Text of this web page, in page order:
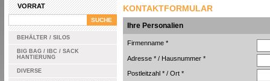
VORRAT
BEHÄLTER / SILOS
BIG BAG / IBC / SACK
HANTIERUNG
DIVERSE
KONTAKTFORMULAR
Ihre Personalien
Firmenname *
Adresse */ Hausnummer *
Postleitzahl */ Ort *